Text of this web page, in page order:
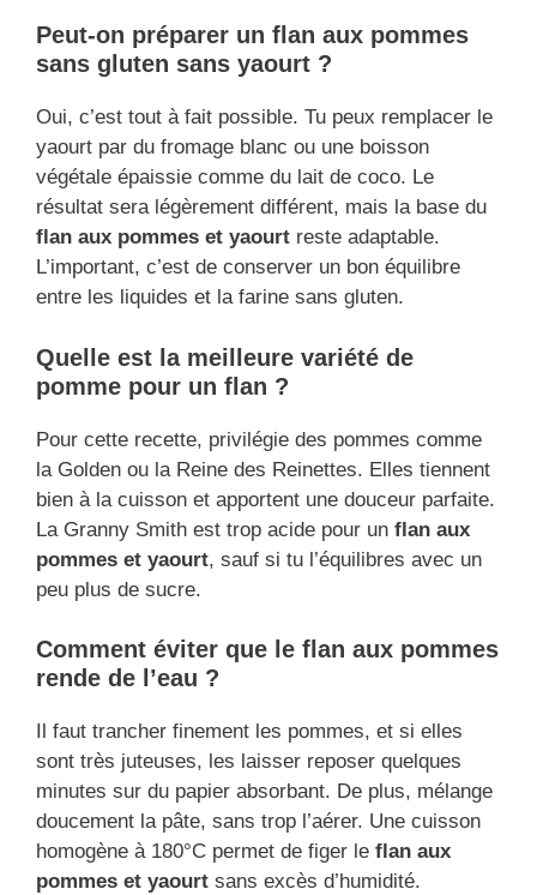
Peut-on préparer un flan aux pommes
sans gluten sans yaourt ?
Oui, c’est tout à fait possible. Tu peux remplacer le
yaourt par du fromage blanc ou une boisson
végétale épaissie comme du lait de coco. Le
résultat sera légèrement différent, mais la base du
flan aux pommes et yaourt reste adaptable.
L’important, c’est de conserver un bon équilibre
entre les liquides et la farine sans gluten.
Quelle est la meilleure variété de
pomme pour un flan ?
Pour cette recette, privilégie des pommes comme
la Golden ou la Reine des Reinettes. Elles tiennent
bien à la cuisson et apportent une douceur parfaite.
La Granny Smith est trop acide pour un flan aux
pommes et yaourt, sauf si tu l’équilibres avec un
peu plus de sucre.
Comment éviter que le flan aux pommes
rende de l’eau ?
Il faut trancher finement les pommes, et si elles
sont très juteuses, les laisser reposer quelques
minutes sur du papier absorbant. De plus, mélange
doucement la pâte, sans trop l’aérer. Une cuisson
homogène à 180°C permet de figer le flan aux
pommes et yaourt sans excès d’humidité.